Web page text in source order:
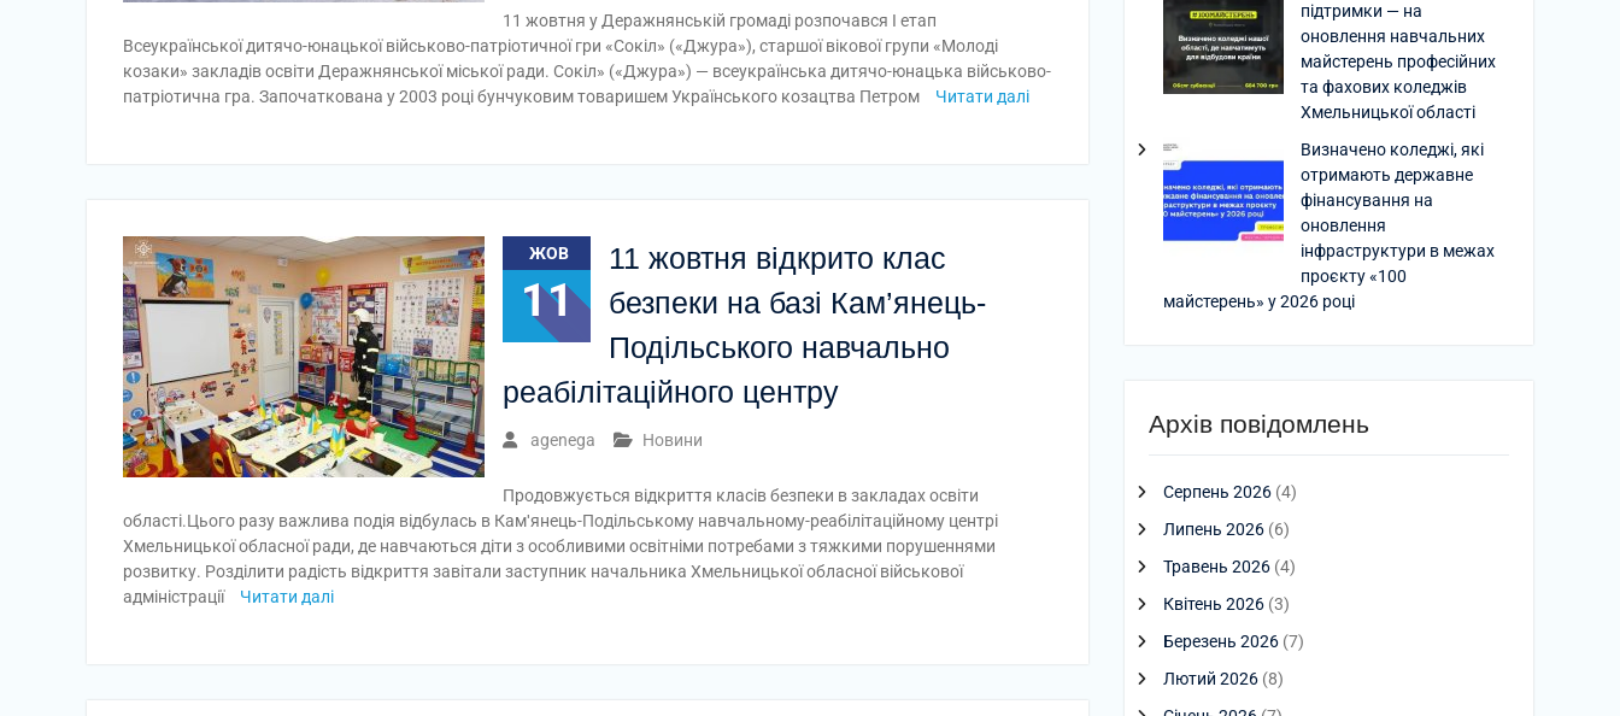
11 жовтня у Деражнянській громаді розпочався І етап
Всеукраїнської дитячо-юнацької військово-патріотичної гри «Сокіл» («Джура»), старшої вікової групи «Молоді
козаки» закладів освіти Деражнянської міської ради. Сокіл» («Джура») — всеукраїнська дитячо-юнацька військово-
патріотична гра. Започаткована у 2003 році бунчуковим товаришем Українського козацтва Петром
Читати далі
ЖОВ
11
11 жовтня відкрито клас
безпеки на базі Кам’янець-
Подільського навчально
реабілітаційного центру
agenega Новини
Продовжується відкриття класів безпеки в закладах освіти
області.Цього разу важлива подія відбулась в Камʹянець-Подільському навчальному-реабілітаційному центрі
Хмельницької обласної ради, де навчаються діти з особливими освітніми потребами з тяжкими порушеннями
розвитку. Розділити радість відкриття завітали заступник начальника Хмельницької обласної військової
адміністрації
Читати далі
підтримки — на
оновлення навчальних
майстерень професійних
та фахових коледжів
Хмельницької області
Визначено коледжі, які
отримають державне
фінансування на
оновлення
інфраструктури в межах
проєкту «100
майстерень» у 2026 році
Архів повідомлень
Серпень 2026 (4)
Липень 2026 (6)
Травень 2026 (4)
Квітень 2026 (3)
Березень 2026 (7)
Лютий 2026 (8)